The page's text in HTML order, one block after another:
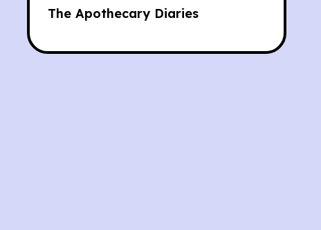
The Apothecary Diaries